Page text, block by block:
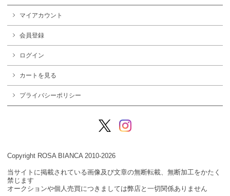
マイアカウント
会員登録
ログイン
カートを見る
プライバシーポリシー
Copyright ROSA BIANCA 2010-2026
当サイトに掲載されている画像及び文章の無断転載、無断加工をかたく
禁じます
オークションや個人売買につきましては弊店と一切関係ありません